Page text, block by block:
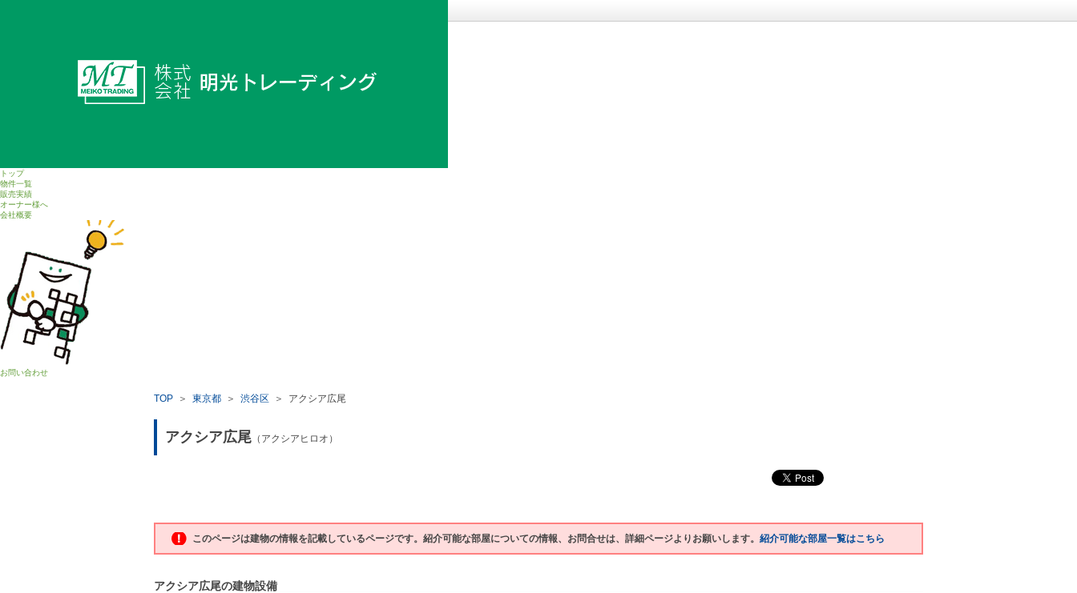
トップ
物件一覧
販売実績
オーナー様へ
会社概要
お問い合わせ
TOP ＞ 東京都 ＞ 渋谷区 ＞ アクシア広尾
アクシア広尾 （アクシアヒロオ）
このページは建物の情報を記載しているページです。紹介可能な部屋についての情報、お問合せは、詳細ページよりお願いします。 紹介可能な部屋一覧はこちら
アクシア広尾の建物設備